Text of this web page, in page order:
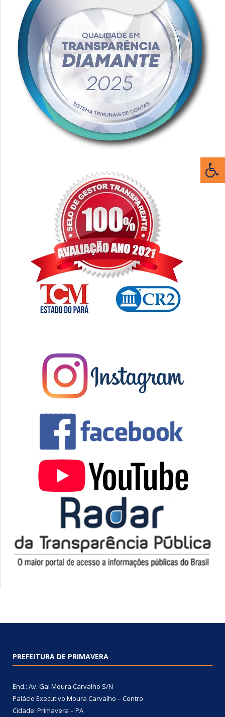
PREFEITURA DE PRIMAVERA
End.: Av. Gal Moura Carvalho S/N
Palácio Executivo Moura Carvalho – Centro
Cidade: Primavera – PA